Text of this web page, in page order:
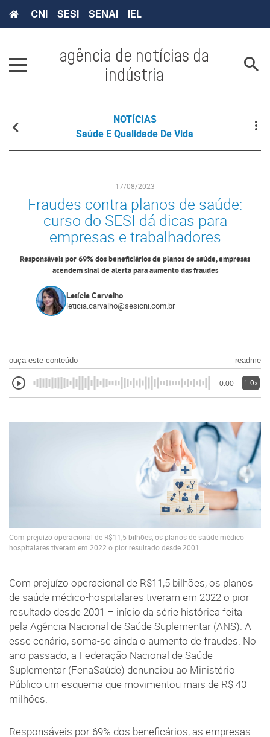
CNI SESI SENAI IEL
agência de notícias da
indústria
NOTÍCIAS
Saúde E Qualidade De Vida
17/08/2023
Fraudes contra planos de saúde:
curso do SESI dá dicas para
empresas e trabalhadores
Responsáveis por 69% dos beneficiários de planos de saúde, empresas
acendem sinal de alerta para aumento das fraudes
Letícia Carvalho
leticia.carvalho@sesicni.com.br
ouça este conteúdo readme
0:00 1.0x
Com prejuízo operacional de R$11,5 bilhões, os planos de saúde médico-
hospitalares tiveram em 2022 o pior resultado desde 2001
Com prejuízo operacional de R$11,5 bilhões, os planos
de saúde médico-hospitalares tiveram em 2022 o pior
resultado desde 2001 – início da série histórica feita
pela Agência Nacional de Saúde Suplementar (ANS). A
esse cenário, soma-se ainda o aumento de fraudes. No
ano passado, a Federação Nacional de Saúde
Suplementar (FenaSaúde) denunciou ao Ministério
Público um esquema que movimentou mais de R$ 40
milhões.
Responsáveis por 69% dos beneficários, as empresas